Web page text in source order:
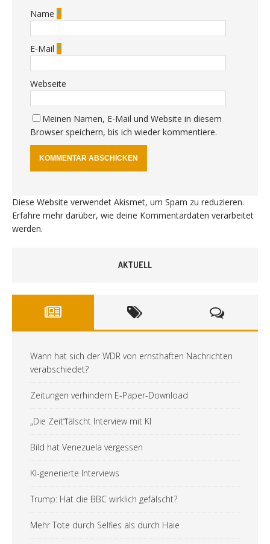
Name *
E-Mail *
Webseite
Meinen Namen, E-Mail und Website in diesem
Browser speichern, bis ich wieder kommentiere.
Diese Website verwendet Akismet, um Spam zu reduzieren.
Erfahre mehr darüber, wie deine Kommentardaten verarbeitet
werden.
AKTUELL
Wann hat sich der WDR von ernsthaften Nachrichten
verabschiedet?
Zeitungen verhindern E-Paper-Download
„Die Zeit“fälscht Interview mit KI
Bild hat Venezuela vergessen
KI-generierte Interviews
Trump: Hat die BBC wirklich gefälscht?
Mehr Tote durch Selfies als durch Haie